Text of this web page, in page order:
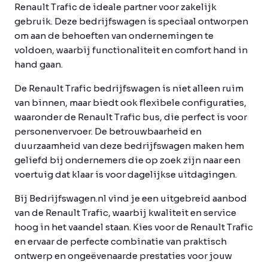
Renault Trafic de ideale partner voor zakelijk
gebruik. Deze bedrijfswagen is speciaal ontworpen
om aan de behoeften van ondernemingen te
voldoen, waarbij functionaliteit en comfort hand in
hand gaan.
De Renault Trafic bedrijfswagen is niet alleen ruim
van binnen, maar biedt ook flexibele configuraties,
waaronder de Renault Trafic bus, die perfect is voor
personenvervoer. De betrouwbaarheid en
duurzaamheid van deze bedrijfswagen maken hem
geliefd bij ondernemers die op zoek zijn naar een
voertuig dat klaar is voor dagelijkse uitdagingen.
Bij Bedrijfswagen.nl vind je een uitgebreid aanbod
van de Renault Trafic, waarbij kwaliteit en service
hoog in het vaandel staan. Kies voor de Renault Trafic
en ervaar de perfecte combinatie van praktisch
ontwerp en ongeëvenaarde prestaties voor jouw